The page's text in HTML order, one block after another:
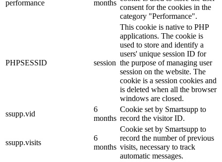
performance
months
consent for the cookies in the
category "Performance".
PHPSESSID session
This cookie is native to PHP
applications. The cookie is
used to store and identify a
users' unique session ID for
the purpose of managing user
session on the website. The
cookie is a session cookies and
is deleted when all the browser
windows are closed.
ssupp.vid
6
months
Cookie set by Smartsupp to
record the visitor ID.
ssupp.visits
6
months
Cookie set by Smartsupp to
record the number of previous
visits, necessary to track
automatic messages.